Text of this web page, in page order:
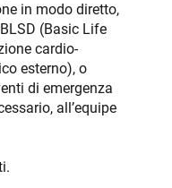
in modo diretto,
(Basic Life
cardio-
esterno), o
di emergenza
all’equipe